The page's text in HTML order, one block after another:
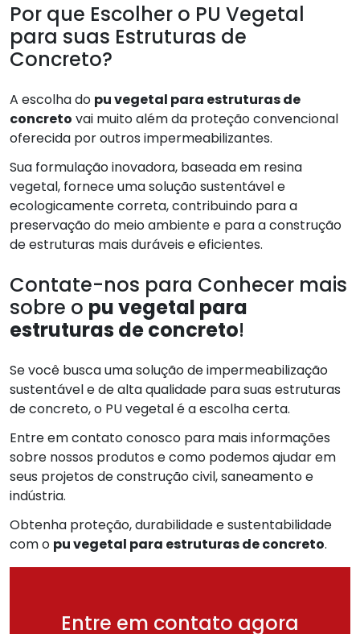
Por que Escolher o PU Vegetal
para suas Estruturas de
Concreto?
A escolha do pu vegetal para estruturas de
concreto vai muito além da proteção convencional
oferecida por outros impermeabilizantes.
Sua formulação inovadora, baseada em resina
vegetal, fornece uma solução sustentável e
ecologicamente correta, contribuindo para a
preservação do meio ambiente e para a construção
de estruturas mais duráveis e eficientes.
Contate-nos para Conhecer mais
sobre o pu vegetal para
estruturas de concreto!
Se você busca uma solução de impermeabilização
sustentável e de alta qualidade para suas estruturas
de concreto, o PU vegetal é a escolha certa.
Entre em contato conosco para mais informações
sobre nossos produtos e como podemos ajudar em
seus projetos de construção civil, saneamento e
indústria.
Obtenha proteção, durabilidade e sustentabilidade
com o pu vegetal para estruturas de concreto.
Entre em contato agora